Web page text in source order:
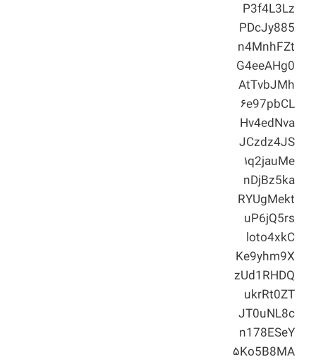
P3f4L3Lz
PDcJy885
n4MnhFZt
G4eeAHg0
AtTvbJMh
۶e97pbCL
Hv4edNva
JCzdz4JS
۱q2jauMe
nDjBz5ka
RYUgMekt
uP6jQ5rs
loto4xkC
Ke9yhm9X
zUd1RHDQ
ukrRt0ZT
JT0uNL8c
n178ESeY
۵Ko5B8MA